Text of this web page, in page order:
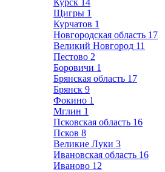
Курск 14
Щигры 1
Курчатов 1
Новгородская область 17
Великий Новгород 11
Пестово 2
Боровичи 1
Брянская область 17
Брянск 9
Фокино 1
Мглин 1
Псковская область 16
Псков 8
Великие Луки 3
Ивановская область 16
Иваново 12